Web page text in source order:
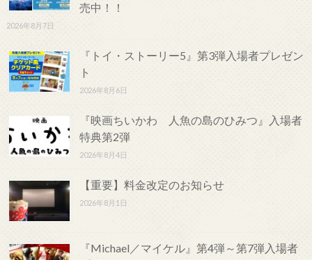
売中！！
2026年8月7日
『トイ・ストーリー5』第3弾入場者プレゼン
ト
2026年8月6日
『映画ちいかわ 人魚の島のひみつ』入場者
特典第2弾
2026年8月4日
【重要】料金改定のお知らせ
2026年8月1日
『Michael／マイケル』第4弾～第7弾入場者